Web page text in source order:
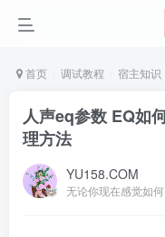
首页 调试教程 宿主知识
人声eq参数 EQ如
理方法
YU158.COM